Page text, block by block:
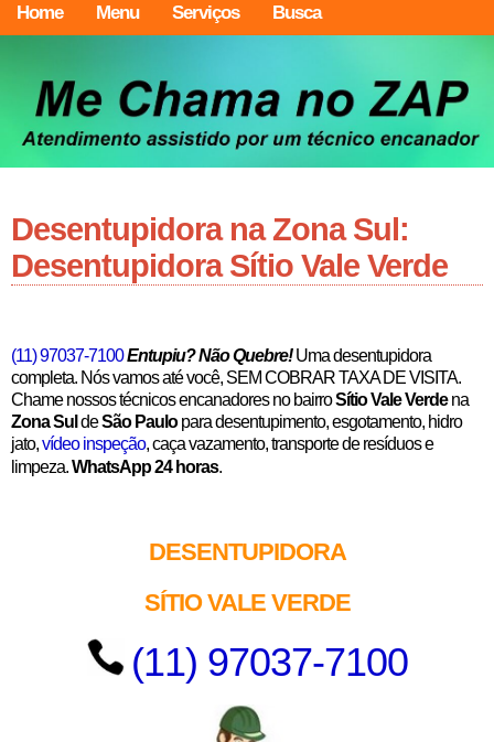
Home Menu Serviços Busca
Desentupidora na Zona Sul:
Desentupidora Sítio Vale Verde
(11) 97037-7100Entupiu? Não Quebre!Uma desentupidora
completa. Nós vamos até você, SEM COBRAR TAXA DE VISITA.
Chame nossos técnicos encanadores no bairroSítio Vale Verdena
Zona Sul deSão Paulopara desentupimento, esgotamento, hidro
jato,vídeo inspeção, caça vazamento, transporte de resíduos e
limpeza.WhatsApp 24 horas.
DESENTUPIDORA
SÍTIO VALE VERDE
(11) 97037-7100